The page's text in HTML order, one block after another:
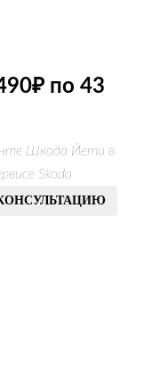
по 43
Шкода Йети в
Skoda